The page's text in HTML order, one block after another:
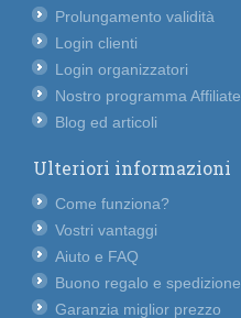
Prolungamento validità
Login clienti
Login organizzatori
Nostro programma Affiliate
Blog ed articoli
Ulteriori informazioni
Come funziona?
Vostri vantaggi
Aiuto e FAQ
Buono regalo e spedizione
Garanzia miglior prezzo